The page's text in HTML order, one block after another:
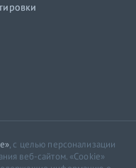
, с целью персонализации
веб-сайтом. «Cookie»